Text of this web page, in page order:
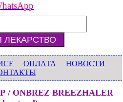
ОПЛАТА
НОВОСТИ
ONBREZ BREEZHALER